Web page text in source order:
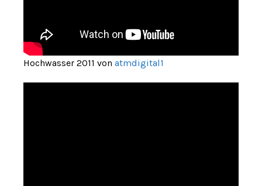
Hochwasser 2011 von atmdigital1